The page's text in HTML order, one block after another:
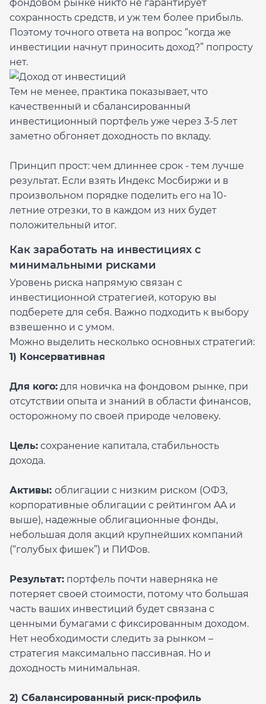
фондовом рынке никто не гарантирует
сохранность средств, и уж тем более прибыль.
Поэтому точного ответа на вопрос “когда же
инвестиции начнут приносить доход?” попросту
нет.
Тем не менее, практика показывает, что
качественный и сбалансированный
инвестиционный портфель уже через 3-5 лет
заметно обгоняет доходность по вкладу.
Принцип прост: чем длиннее срок - тем лучше
результат. Если взять Индекс Мосбиржи и в
произвольном порядке поделить его на 10-
летние отрезки, то в каждом из них будет
положительный итог.
Как заработать на инвестициях с
минимальными рисками
Уровень риска напрямую связан с
инвестиционной стратегией, которую вы
подберете для себя. Важно подходить к выбору
взвешенно и с умом.
Можно выделить несколько основных стратегий:
1️) Консервативная
Для кого: для новичка на фондовом рынке, при
отсутствии опыта и знаний в области финансов,
осторожному по своей природе человеку.
Цель: сохранение капитала, стабильность
дохода.
Активы: облигации с низким риском (ОФЗ,
корпоративные облигации с рейтингом AA и
выше), надежные облигационные фонды,
небольшая доля акций крупнейших компаний
(“голубых фишек”) и ПИФов.
Результат: портфель почти наверняка не
потеряет своей стоимости, потому что большая
часть ваших инвестиций будет связана с
ценными бумагами с фиксированным доходом.
Нет необходимости следить за рынком –
стратегия максимально пассивная. Но и
доходность минимальная.
2) Сбалансированный риск-профиль